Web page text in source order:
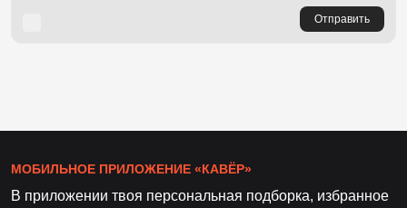
Отправить
МОБИЛЬНОЕ ПРИЛОЖЕНИЕ «КАВЁР»
В приложении твоя персональная подборка, избранное